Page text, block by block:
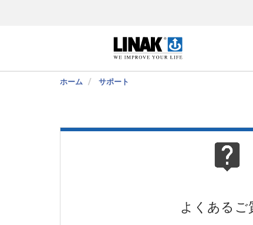
ホーム サポート
よくあるご